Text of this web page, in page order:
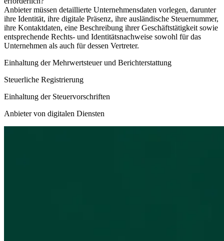
Anbieter müssen detaillierte Unternehmensdaten vorlegen, darunter
ihre Identität, ihre digitale Präsenz, ihre ausländische Steuernummer,
ihre Kontaktdaten, eine Beschreibung ihrer Geschäftstätigkeit sowie
entsprechende Rechts- und Identitätsnachweise sowohl für das
Unternehmen als auch für dessen Vertreter.
Einhaltung der Mehrwertsteuer und Berichterstattung
Steuerliche Registrierung
Einhaltung der Steuervorschriften
Anbieter von digitalen Diensten